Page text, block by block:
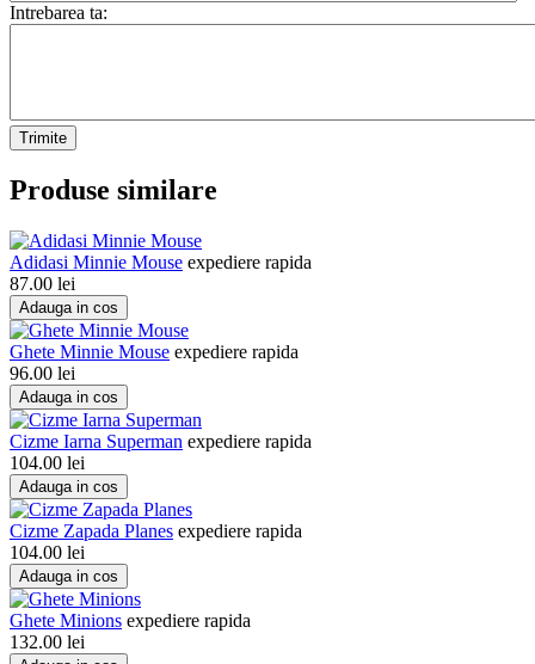
Intrebarea ta:
Trimite
Produse similare
Adidasi Minnie Mouse expediere rapida
87.00 lei
Adauga in cos
Ghete Minnie Mouse expediere rapida
96.00 lei
Adauga in cos
Cizme Iarna Superman expediere rapida
104.00 lei
Adauga in cos
Cizme Zapada Planes expediere rapida
104.00 lei
Adauga in cos
Ghete Minions expediere rapida
132.00 lei